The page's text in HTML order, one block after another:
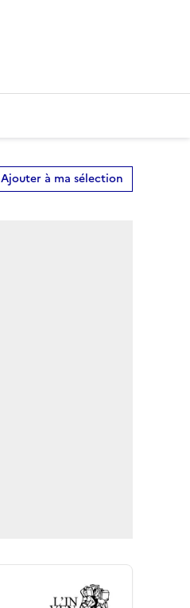
Ajouter à ma sélection